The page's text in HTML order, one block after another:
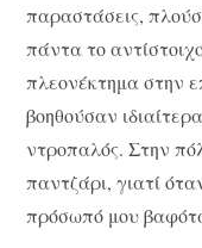
παραστάσεις,
πάντα το
πλεονέκτημα στην
βοηθούσαν
ντροπαλός. Στην
παντζάρι, γιατί
πρόσωπό μου